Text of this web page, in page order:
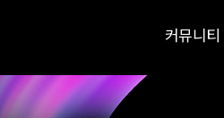
커뮤니티